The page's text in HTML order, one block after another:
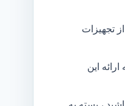
تجهیزات
این